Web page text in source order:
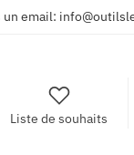
un email:
Liste de souhaits